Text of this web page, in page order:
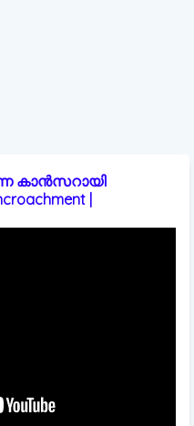
കാൻസറായി
|